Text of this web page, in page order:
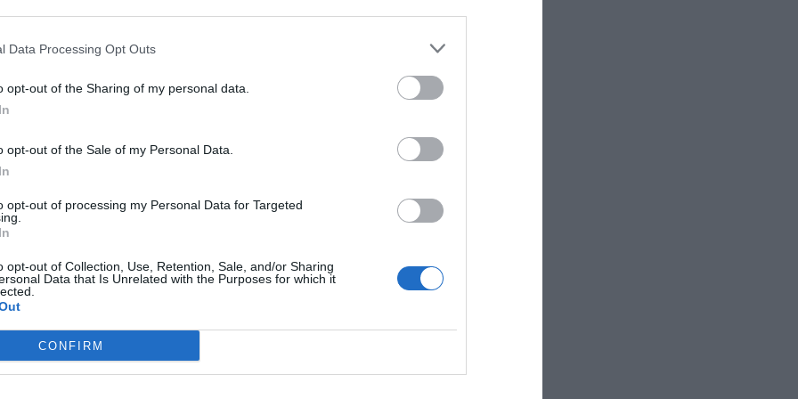
Data Processing Opt Outs
opt-out of the Sharing of my personal data.
opt-out of the Sale of my Personal Data.
opt-out of processing my Personal Data for Targeted
opt-out of Collection, Use, Retention, Sale, and/or Sharing
Data that Is Unrelated with the Purposes for which it
CONFIRM
cadires de l'economia catalana:
de 2025
EN MOVIMENT
cadires de l'economia catalana: els
s'estenen al món
de 2025
EN MOVIMENT
cadires de l'economia catalana: el